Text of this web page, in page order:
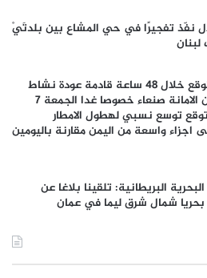
نفّذ تفجيرًا في حي المشاع بين بلدتَيْ
الفلكي عدنان الشوافي: متوقع خلال 48 ساعة قادمة عودة نشاط
الأمطار على اجزاء واسعة من الامانة صنعاء خصوصا غدا الجمعة 7
مع توقع توسع نسبي لهطول الامطار
اجزاء واسعة من اليمن مقارنة باليومين
البريطانية: تلقينا بلاغا عن